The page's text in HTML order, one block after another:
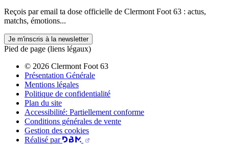
Reçois par email ta dose officielle de Clermont Foot 63 : actus,
matchs, émotions...
Je m'inscris à la newsletter
Pied de page (liens légaux)
© 2026 Clermont Foot 63
Présentation Générale
Mentions légales
Politique de confidentialité
Plan du site
Accessibilité: Partiellement conforme
Conditions générales de vente
Gestion des cookies
Réalisé par